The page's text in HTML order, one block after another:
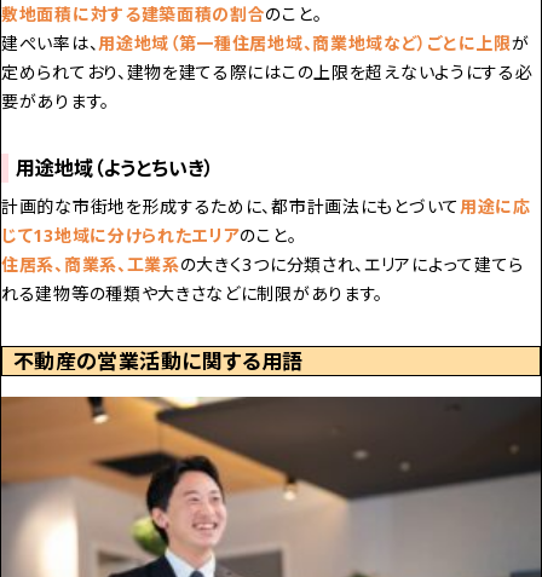
敷地面積に対する建築面積の割合のこと。
建ぺい率は、用途地域（第一種住居地域、商業地域など）ごとに上限が
定められており、建物を建てる際にはこの上限を超えないようにする必
要があります。
用途地域（ようとちいき）
計画的な市街地を形成するために、都市計画法にもとづいて用途に応
じて13地域に分けられたエリアのこと。
住居系、商業系、工業系の大きく3つに分類され、エリアによって建てら
れる建物等の種類や大きさなどに制限があります。
不動産の営業活動に関する用語